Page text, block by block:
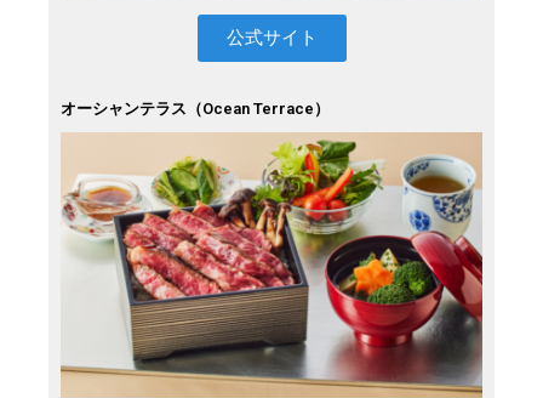
公式サイト
オーシャンテラス（Ocean Terrace）